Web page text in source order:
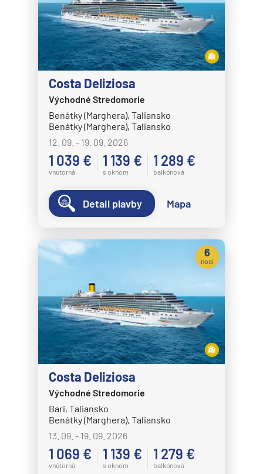
MS Zuiderdam
Hurtigruten
HX MS Fram
HX MS Fridtjof Nansen
HX MS Roald Amundsen
HX MS Santa Cruz II
HX MS Spitsbergen
MS Kong Harald
MS Midnatsol
MS Nordkapp
MS Nordnorge
MS Otto Sverdrup
MS Polarlys
MS Richard With
MS Trollfjord
MS Vesteralen
MSC Cruises
MSC Armonia
MSC Bellissima
MSC Divina
Costa Deliziosa
Východné Stredomorie
Benátky (Marghera), Taliansko
Benátky (Marghera), Taliansko
12. 09. - 19. 09. 2026
1 039 €
vnútorná
1 139 €
s oknom
1 289 €
balkónová
Detail plavby Mapa
Costa Deliziosa
Východné Stredomorie
Bari, Taliansko
Benátky (Marghera), Taliansko
13. 09. - 19. 09. 2026
1 069 €
vnútorná
1 139 €
s oknom
1 279 €
balkónová
6
nocí